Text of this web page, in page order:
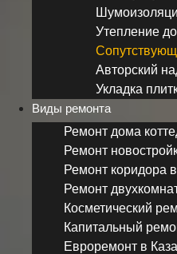
Утепление
Авторский
Укладка
Виды ремонта
Ремонт дома
Ремонт
Ремонт коридора
Ремонт
Косметический
Капитальный
Евроремонт в